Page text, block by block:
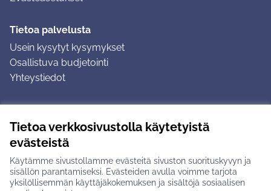
Tietoa verkkosivustolla käytetyistä
evästeistä
Käytämme sivustollamme evästeitä sivuston suorituskyvyn ja
sisällön parantamiseksi. Evästeiden avulla voimme tarjota
yksilöllisemmän käyttäjäkokemuksen ja sisältöjä sosiaalisen
Tietoa palvelusta
Usein kysytyt kysymykset
Osallistuva budjetointi
Yhteystiedot
Ohjeet kirjautumiseen
Ohjeet kommentin jättämiseen